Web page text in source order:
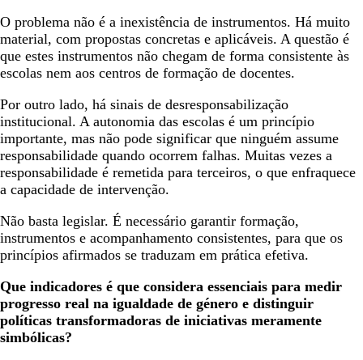
O problema não é a inexistência de instrumentos. Há muito
material, com propostas concretas e aplicáveis. A questão é
que estes instrumentos não chegam de forma consistente às
escolas nem aos centros de formação de docentes.
Por outro lado, há sinais de desresponsabilização
institucional. A autonomia das escolas é um princípio
importante, mas não pode significar que ninguém assume
responsabilidade quando ocorrem falhas. Muitas vezes a
responsabilidade é remetida para terceiros, o que enfraquece
a capacidade de intervenção.
Não basta legislar. É necessário garantir formação,
instrumentos e acompanhamento consistentes, para que os
princípios afirmados se traduzam em prática efetiva.
Que indicadores é que considera essenciais para medir
progresso real na igualdade de género e distinguir
políticas transformadoras de iniciativas meramente
simbólicas?